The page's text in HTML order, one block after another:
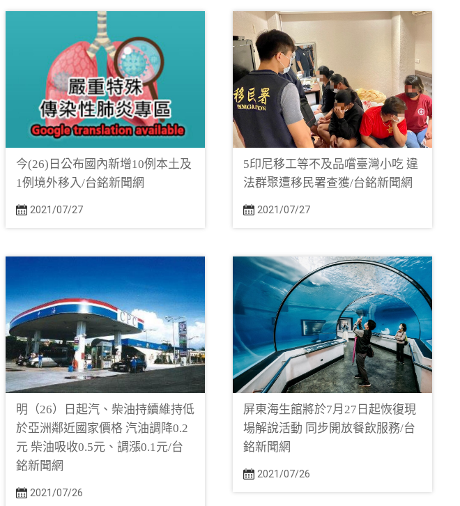
今(26)日公布國內新增10例本土及
1例境外移入/台銘新聞網
2021/07/27
5印尼移工等不及品嚐臺灣小吃 違
法群聚遭移民署查獲/台銘新聞網
2021/07/27
明（26）日起汽、柴油持續維持低
於亞洲鄰近國家價格 汽油調降0.2
元 柴油吸收0.5元、調漲0.1元/台
銘新聞網
2021/07/26
屏東海生館將於7月27日起恢復現
場解說活動 同步開放餐飲服務/台
銘新聞網
2021/07/26